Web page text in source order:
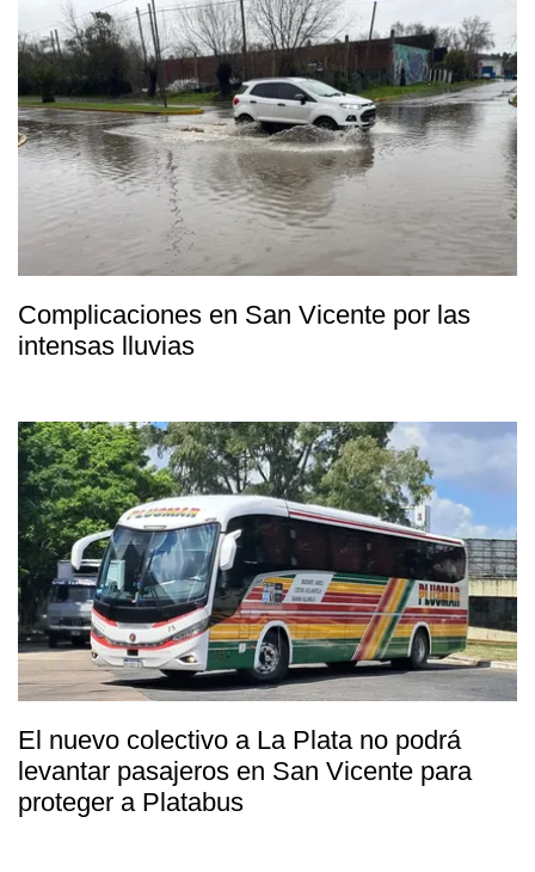
Complicaciones en San Vicente por las
intensas lluvias
El nuevo colectivo a La Plata no podrá
levantar pasajeros en San Vicente para
proteger a Platabus